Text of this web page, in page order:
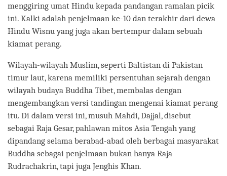
menggiring umat Hindu kepada pandangan ramalan picik
ini. Kalki adalah penjelmaan ke-10 dan terakhir dari dewa
Hindu Wisnu yang juga akan bertempur dalam sebuah
kiamat perang.
Wilayah-wilayah Muslim, seperti Baltistan di Pakistan
timur laut, karena memiliki persentuhan sejarah dengan
wilayah budaya Buddha Tibet, membalas dengan
mengembangkan versi tandingan mengenai kiamat perang
itu. Di dalam versi ini, musuh Mahdi, Dajjal, disebut
sebagai Raja Gesar, pahlawan mitos Asia Tengah yang
dipandang selama berabad-abad oleh berbagai masyarakat
Buddha sebagai penjelmaan bukan hanya Raja
Rudrachakrin, tapi juga Jenghis Khan.